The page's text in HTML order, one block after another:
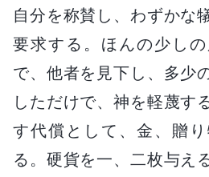
自分を称賛し、わずかな
要求する。ほんの少し
で、他者を見下し、多少
しただけで、神を軽蔑す
す代償として、金、贈
る。硬貨を一、二枚与え